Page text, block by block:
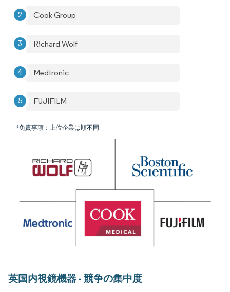
Cook Group
Richard Wolf
Medtronic
FUJIFILM
*免責事項：上位企業は順不同
英国内視鏡機器 - 競争の集中度